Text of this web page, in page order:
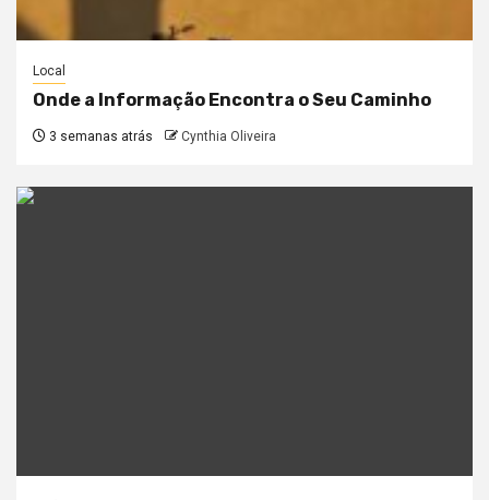
Local
Onde a Informação Encontra o Seu Caminho
3 semanas atrás Cynthia Oliveira